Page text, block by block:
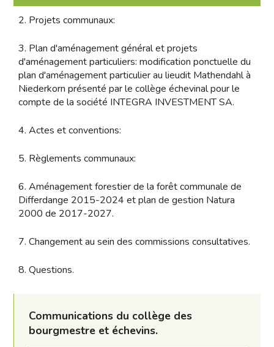
2. Projets communaux:
3. Plan d'aménagement général et projets
d'aménagement particuliers: modification ponctuelle du
plan d'aménagement particulier au lieudit Mathendahl à
Niederkorn présenté par le collège échevinal pour le
compte de la société INTEGRA INVESTMENT SA.
4. Actes et conventions:
5. Règlements communaux:
6. Aménagement forestier de la forêt communale de
Differdange 2015-2024 et plan de gestion Natura
2000 de 2017-2027.
7. Changement au sein des commissions consultatives.
8. Questions.
Communications du collège des
bourgmestre et échevins.